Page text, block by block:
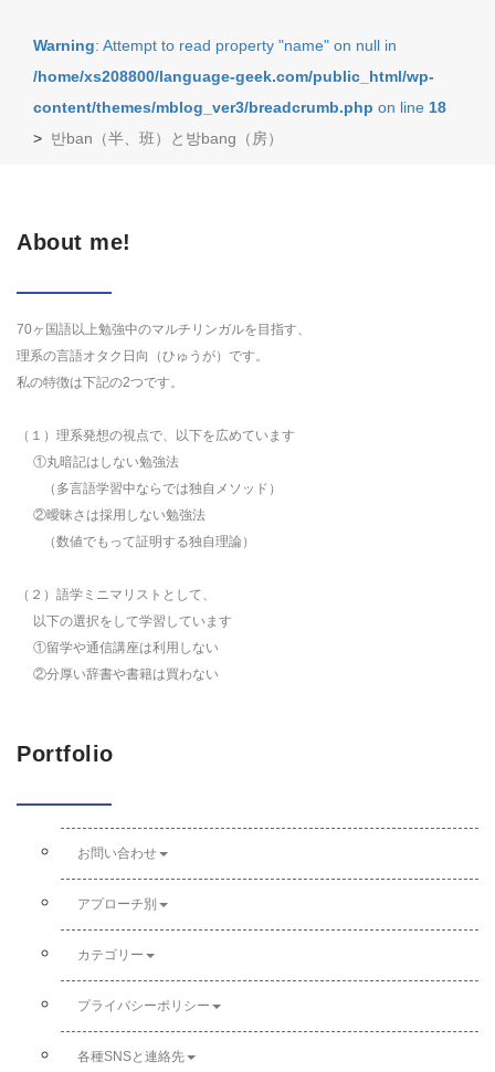
Warning: Attempt to read property "name" on null in
/home/xs208800/language-geek.com/public_html/wp-
content/themes/mblog_ver3/breadcrumb.php on line 18
> 반ban（半、班）と방bang（房）
About me!
70ヶ国語以上勉強中のマルチリンガルを目指す、
理系の言語オタク日向（ひゅうが）です。
私の特徴は下記の2つです。
（１）理系発想の視点で、以下を広めています
①丸暗記はしない勉強法
（多言語学習中ならでは独自メソッド）
②曖昧さは採用しない勉強法
（数値でもって証明する独自理論）
（２）語学ミニマリストとして、
以下の選択をして学習しています
①留学や通信講座は利用しない
②分厚い辞書や書籍は買わない
Portfolio
お問い合わせ
アプローチ別
カテゴリー
プライバシーポリシー
各種SNSと連絡先